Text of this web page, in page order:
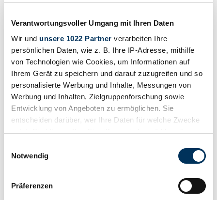
Verantwortungsvoller Umgang mit Ihren Daten
Wir und unsere 1022 Partner verarbeiten Ihre
persönlichen Daten, wie z. B. Ihre IP-Adresse, mithilfe
von Technologien wie Cookies, um Informationen auf
Ihrem Gerät zu speichern und darauf zuzugreifen und so
personalisierte Werbung und Inhalte, Messungen von
Werbung und Inhalten, Zielgruppenforschung sowie
Entwicklung von Angeboten zu ermöglichen. Sie
entscheiden darüber, wer Ihre Daten für welche Zwecke
nutzt. Sie können Ihre Einwilligung jederzeit über die
Trigger Symbol ändern oder widerrufen
Informationen über Ihre geografische Lage
Notwendig
Präferenzen
Body style